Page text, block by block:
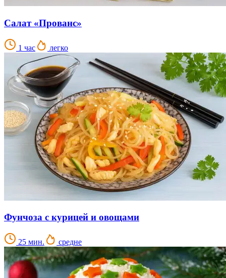
Салат «Прованс»
1 час легко
Фунчоза с курицей и овощами
25 мин. средне